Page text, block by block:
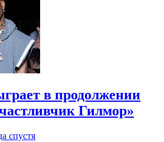
в продолжении
Гилмор»
спустя